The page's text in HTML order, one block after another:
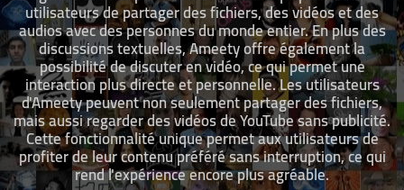
utilisateurs de partager des fichiers, des vidéos et des
audios avec des personnes du monde entier. En plus des
discussions textuelles, Ameety offre également la
possibilité de discuter en vidéo, ce qui permet une
interaction plus directe et personnelle. Les utilisateurs
d'Ameety peuvent non seulement partager des fichiers,
mais aussi regarder des vidéos de YouTube sans publicité.
Cette fonctionnalité unique permet aux utilisateurs de
profiter de leur contenu préféré sans interruption, ce qui
rend l'expérience encore plus agréable.